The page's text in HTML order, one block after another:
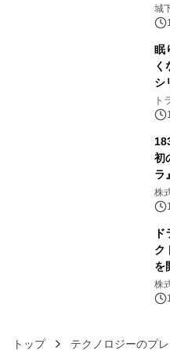
ー
ぐ
城
眠
く
シ
ト
初
ラ
生
没
株
ク
を
株
トップ テクノロジーのプ